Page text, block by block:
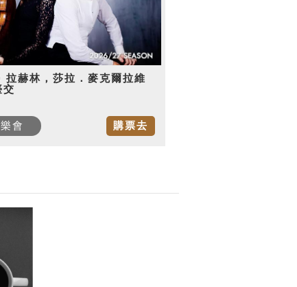
拉赫林，莎拉．麥克爾拉維
交
購票去
會